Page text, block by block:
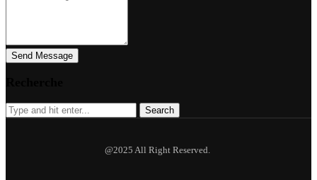
Send Message
Search
@2025 All Right Reserved.